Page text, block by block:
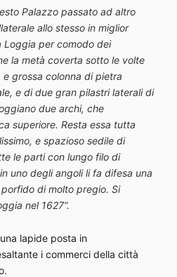
Palazzo passato ad altro
allo stesso in miglior
Loggia per comodo dei
la metà coverta sotto le volte
grossa colonna di pietra
e di due gran pilastri laterali di
due archi, che
superiore. Resta essa tutta
e spazioso sedile di
le parti con lungo filo di
uno degli angoli li fa difesa una
di molto pregio. Si
nel 1627”.
lapide posta in
i commerci della città